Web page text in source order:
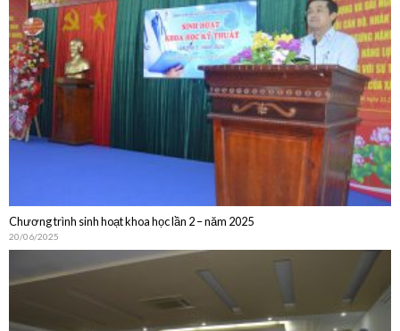
Sôi nổi hoạt động khoa học và thể thao chào mừng 95 năm
Ngày thành lập Đoàn TNCS Hồ Chí Minh